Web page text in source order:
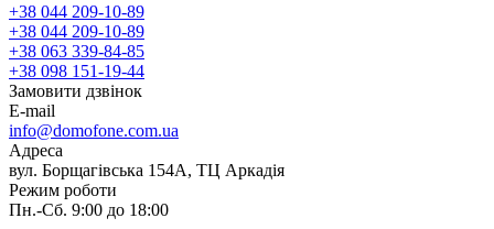
+38 044 209-10-89
+38 044 209-10-89
+38 063 339-84-85
+38 098 151-19-44
Замовити дзвінок
E-mail
info@domofone.com.ua
Адреса
вул. Борщагівська 154А, ТЦ Аркадія
Режим роботи
Пн.-Сб. 9:00 до 18:00